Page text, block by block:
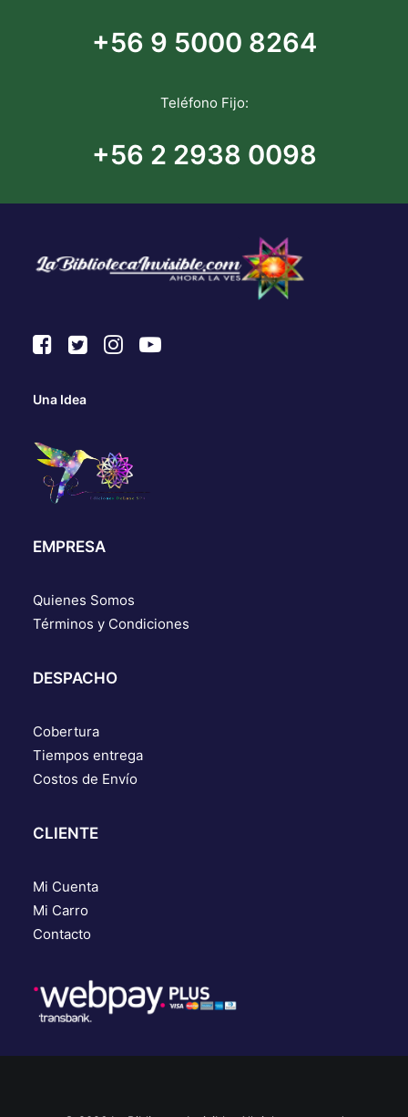
+56 9 5000 8264
Teléfono Fijo:
+56 2 2938 0098
Una Idea
EMPRESA
Quienes Somos
Términos y Condiciones
DESPACHO
Cobertura
Tiempos entrega
Costos de Envío
CLIENTE
Mi Cuenta
Mi Carro
Contacto